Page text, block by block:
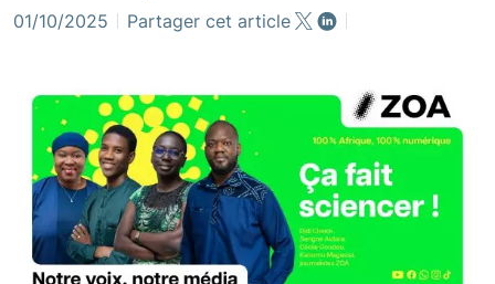
01/10/2025 Partager cet article